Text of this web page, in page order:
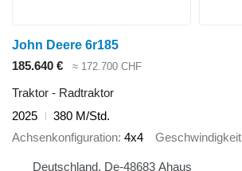
John Deere 6r185
185.640 €
≈ 172.700 CHF
Traktor - Radtraktor
2025
380 M/Std.
Achsenkonfiguration 4x4 Geschwindigkeit
Deutschland, De-48683 Ahaus